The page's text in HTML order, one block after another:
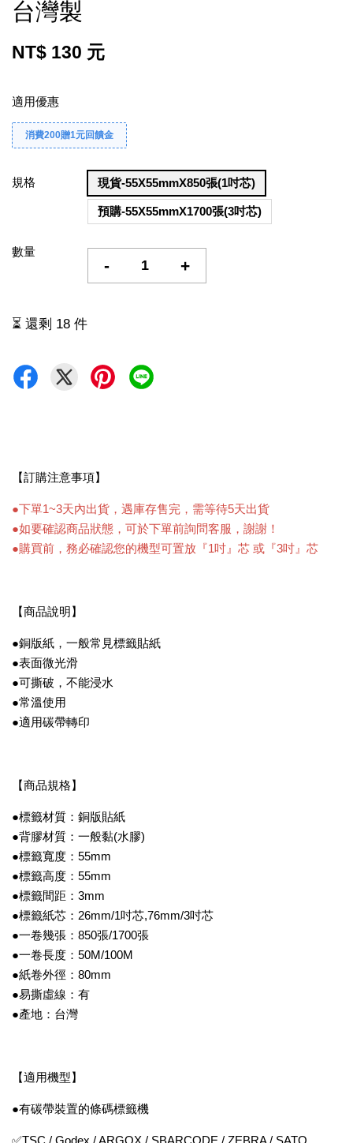
台灣製
NT$ 130 元
適用優惠
消費200贈1元回饋金
規格 現貨-55X55mmX850張(1吋芯)
預購-55X55mmX1700張(3吋芯)
數量
- +
⏳ 還剩 18 件
【訂購注意事項️】
●下單1~3天內出貨，遇庫存售完，需等待5天出貨
●如要確認商品狀態，可於下單前詢問客服，謝謝！
●購買前，務必確認您的機型可置放『1吋』芯 或『3吋』芯
【商品說明】
●銅版紙，一般常見標籤貼紙
●表面微光滑
●可撕破，不能浸水
●常溫使用
●適用碳帶轉印
【商品規格】
●標籤材質：銅版貼紙
●背膠材質：一般黏(水膠)
●標籤寬度：55mm
●標籤高度：55mm
●標籤間距：3mm
●標籤紙芯：26mm/1吋芯,76mm/3吋芯
●一卷幾張：850張/1700張
●一卷長度：50M/100M
●紙卷外徑：80mm
●易撕虛線：有
●產地：台灣
【適用機型】
●有碳帶裝置的條碼標籤機